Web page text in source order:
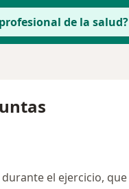
de la salud?
el ejercicio, que